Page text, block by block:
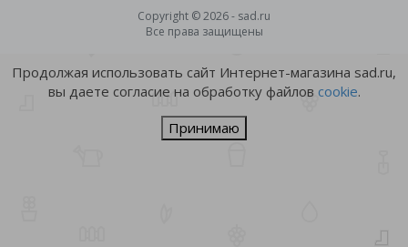
Copyright © 2026 - sad.ru
Все права защищены
Продолжая использовать сайт Интернет-магазина sad.ru,
вы даете согласие на обработку файлов cookie.
Принимаю